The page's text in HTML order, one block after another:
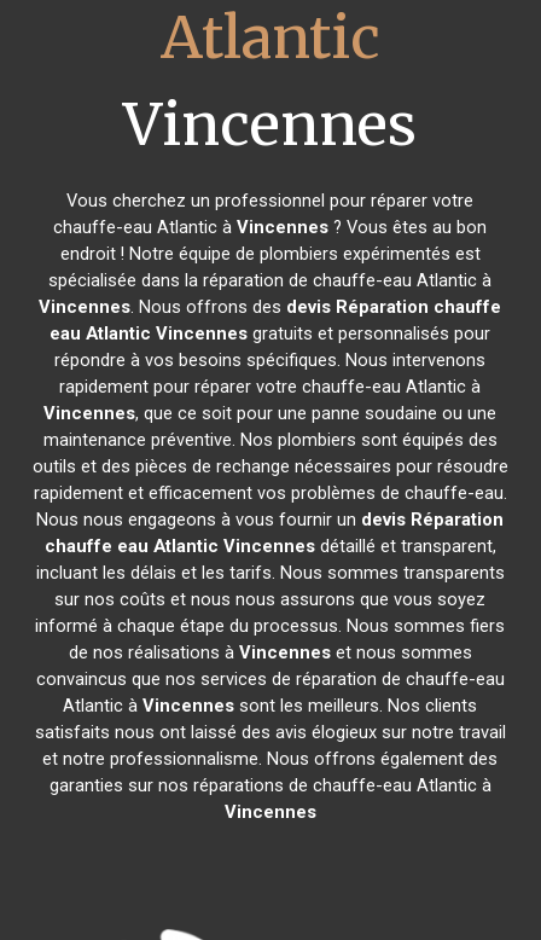
Atlantic
Vincennes
Vous cherchez un professionnel pour réparer votre
chauffe-eau Atlantic àVincennes ? Vous êtes au bon
endroit ! Notre équipe de plombiers expérimentés est
spécialisée dans la réparation de chauffe-eau Atlantic à
Vincennes. Nous offrons des devis Réparation chauffe
eau Atlantic Vincennes gratuits et personnalisés pour
répondre à vos besoins spécifiques. Nous intervenons
rapidement pour réparer votre chauffe-eau Atlantic à
Vincennes, que ce soit pour une panne soudaine ou une
maintenance préventive. Nos plombiers sont équipés des
outils et des pièces de rechange nécessaires pour résoudre
rapidement et efficacement vos problèmes de chauffe-eau.
Nous nous engageons à vous fournir un devis Réparation
chauffe eau Atlantic Vincennesdétaillé et transparent,
incluant les délais et les tarifs. Nous sommes transparents
sur nos coûts et nous nous assurons que vous soyez
informé à chaque étape du processus. Nous sommes fiers
de nos réalisations à Vincenneset nous sommes
convaincus que nos services de réparation de chauffe-eau
Atlantic àVincennes sont les meilleurs. Nos clients
satisfaits nous ont laissé des avis élogieux sur notre travail
et notre professionnalisme. Nous offrons également des
garanties sur nos réparations de chauffe-eau Atlantic à
Vincennes